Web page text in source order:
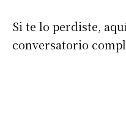
Si te lo perdiste,
conversatorio